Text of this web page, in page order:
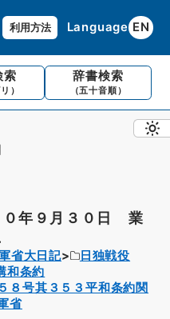
利用方法 Language EN
索
）
辞書検索
（五十音順）
年９月３０日 業
省大日記
日独戦役
条約
号其３５３平和条約関
省